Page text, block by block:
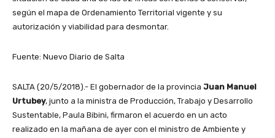
según el mapa de Ordenamiento Territorial vigente y su
autorización y viabilidad para desmontar.
Fuente: Nuevo Diario de Salta
SALTA (20/5/2018).- El gobernador de la provincia Juan Manuel
Urtubey, junto a la ministra de Producción, Trabajo y Desarrollo
Sustentable, Paula Bibini, firmaron el acuerdo en un acto
realizado en la mañana de ayer con el ministro de Ambiente y